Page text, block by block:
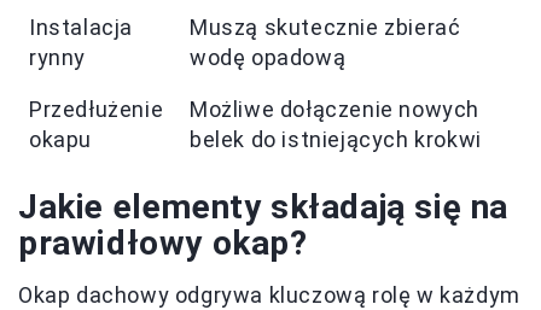
Instalacja
rynny
Muszą skutecznie zbierać
wodę opadową
Przedłużenie
okapu
Możliwe dołączenie nowych
belek do istniejących krokwi
Jakie elementy składają się na
prawidłowy okap?
Okap dachowy odgrywa kluczową rolę w każdym